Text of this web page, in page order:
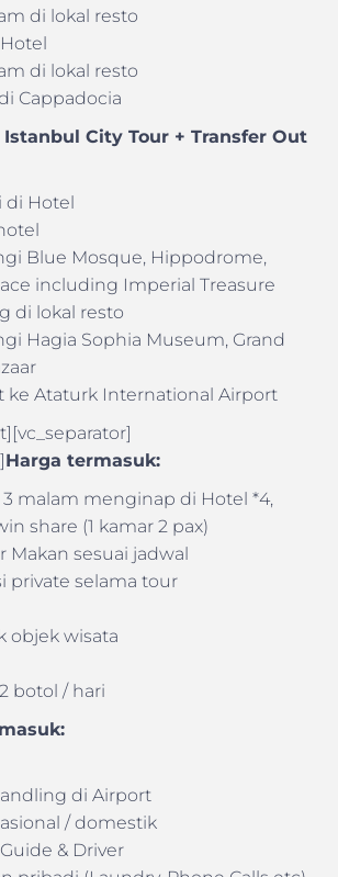
di lokal resto
di lokal resto
Cappadocia
City Tour + Transfer Out
di Hotel
Blue Mosque, Hippodrome,
including Imperial Treasure
di lokal resto
Hagia Sophia Museum, Grand
ke Ataturk International Airport
Harga termasuk:
malam menginap di Hotel *4,
share (1 kamar 2 pax)
Makan sesuai jadwal
private selama tour
objek wisata
botol / hari
di Airport
/ domestik
& Driver